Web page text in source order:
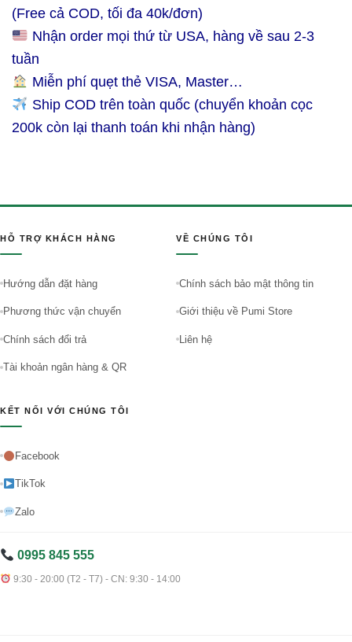
(Free cả COD, tối đa 40k/đơn)
Nhận order mọi thứ từ USA, hàng về sau 2-3
tuần
Miễn phí quẹt thẻ VISA, Master…
Ship COD trên toàn quốc (chuyển khoản cọc
200k còn lại thanh toán khi nhận hàng)
HỖ TRỢ KHÁCH HÀNG
Hướng dẫn đặt hàng
Phương thức vận chuyển
Chính sách đổi trả
Tài khoản ngân hàng & QR
VỀ CHÚNG TÔI
Chính sách bảo mật thông tin
Giới thiệu về Pumi Store
Liên hệ
KẾT NỐI VỚI CHÚNG TÔI
Facebook
TikTok
Zalo
0995 845 555
9:30 - 20:00 (T2 - T7) - CN: 9:30 - 14:00